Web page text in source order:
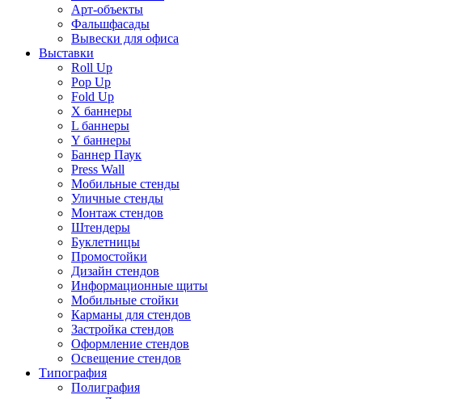
Арт-объекты
Фальшфасады
Вывески для офиса
Выставки
Roll Up
Pop Up
Fold Up
Х баннеры
L баннеры
Y баннеры
Баннер Паук
Press Wall
Мобильные стенды
Уличные стенды
Монтаж стендов
Штендеры
Буклетницы
Промостойки
Дизайн стендов
Информационные щиты
Мобильные стойки
Карманы для стендов
Застройка стендов
Оформление стендов
Освещение стендов
Типография
Полиграфия